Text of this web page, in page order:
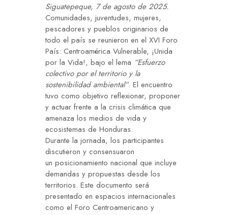
Siguatepeque, 7 de agosto de 2025.
Comunidades, juventudes, mujeres,
pescadores y pueblos originarios de
todo el país se reunieron en el XVI Foro
País: Centroamérica Vulnerable, ¡Unida
por la Vida!, bajo el lema “Esfuerzo
colectivo por el territorio y la
sostenibilidad ambiental”. El encuentro
tuvo como objetivo reflexionar, proponer
y actuar frente a la crisis climática que
amenaza los medios de vida y
ecosistemas de Honduras.
Durante la jornada, los participantes
discutieron y consensuaron
un posicionamiento nacional que incluye
demandas y propuestas desde los
territorios. Este documento será
presentado en espacios internacionales
como el Foro Centroamericano y